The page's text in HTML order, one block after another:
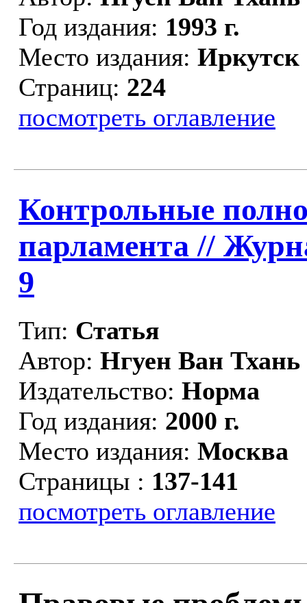
Год издания: 1993 г.
Место издания: Иркутск
Страниц: 224
посмотреть оглавление
Контрольные
парламента //
9
Тип: Статья
Автор: Нгуен Ван Тхань
Издательство: Норма
Год издания: 2000 г.
Место издания: Москва
Страницы : 137-141
посмотреть оглавление